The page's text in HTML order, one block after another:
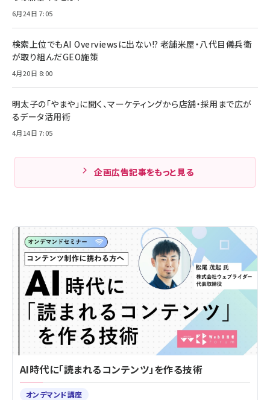
6月24日 7:05
検索上位でもAI Overviewsに出ない!? 老舗米屋・八代目儀兵衛
が取り組んだGEO施策
4月20日 8:00
明太子の「やまや」に聞く、マーケティングから店舗・採用まで広が
るデータ活用術
4月14日 7:05
企画広告記事をもっと見る
AI時代に「読まれるコンテンツ」を作る技術
オンデマンド講座